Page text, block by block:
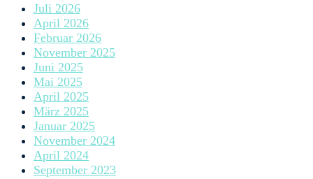
Juli 2026
April 2026
Februar 2026
November 2025
Juni 2025
Mai 2025
April 2025
März 2025
Januar 2025
November 2024
April 2024
September 2023